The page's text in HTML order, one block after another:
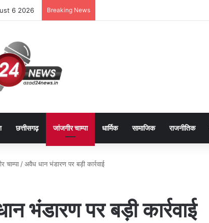
6 2026 Breaking News
छत्तीसगढ़ जांजगीर चाम्पा धार्मिक सामाजिक राजनीतिक
चाम्पा /अवैध धान भंडारण पर बड़ी कार्रवाई
भंडारण पर बड़ी कार्रवाई